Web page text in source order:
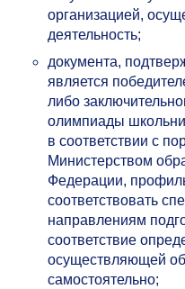
организацией,
деятельность;
документа,
является
либо
олимпиады
в соответствии с
Министерством
Федерации,
соответствовать
направлениям
соответствие
осуществляющей
самостоятельно;